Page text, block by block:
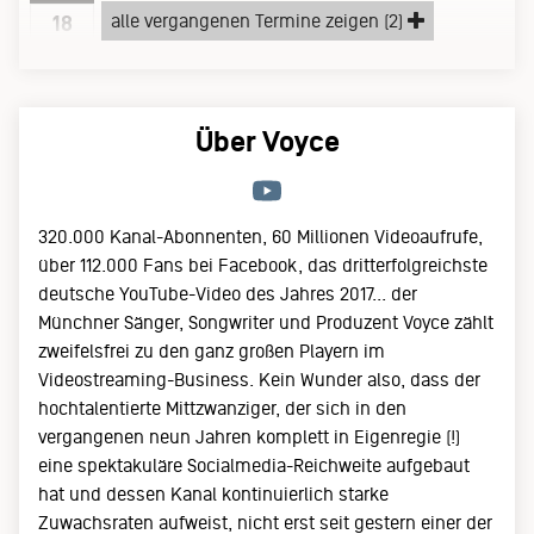
18
Sonntag, 18.08.19
alle vergangenen Termine zeigen (2)
Über Voyce
320.000 Kanal-Abonnenten, 60 Millionen Videoaufrufe,
über 112.000 Fans bei Facebook, das dritterfolgreichste
deutsche YouTube-Video des Jahres 2017... der
Münchner Sänger, Songwriter und Produzent Voyce zählt
zweifelsfrei zu den ganz großen Playern im
Videostreaming-Business. Kein Wunder also, dass der
hochtalentierte Mittzwanziger, der sich in den
vergangenen neun Jahren komplett in Eigenregie (!)
eine spektakuläre Socialmedia-Reichweite aufgebaut
hat und dessen Kanal kontinuierlich starke
Zuwachsraten aufweist, nicht erst seit gestern einer der